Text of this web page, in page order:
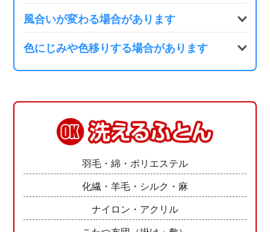
風合いが変わる場合があります
色にじみや色移りする場合があります
羽毛・綿・ポリエステル
化繊・羊毛・シルク・麻
ナイロン・アクリル